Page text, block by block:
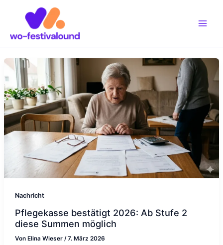
Nachricht
Pflegekasse bestätigt 2026: Ab Stufe 2
diese Summen möglich
Von Elina Wieser /7. März 2026